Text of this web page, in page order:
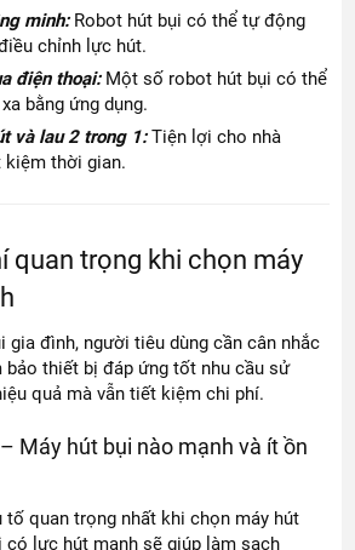
minh:Robot hút bụi có thể tự động
chỉnh lực hút.
điện thoại:Một số robot hút bụi có thể
bằng ứng dụng.
và lau 2 trong 1:Tiện lợi cho nhà
kiệm thời gian.
quan trọng khi chọn máy
gia đình, người tiêu dùng cần cân nhắc
bảo thiết bị đáp ứng tốt nhu cầu sử
quả mà vẫn tiết kiệm chi phí.
Máy hút bụi nào mạnh và ít ồn
tố quan trọng nhất khi chọn máy hút
có lực hút mạnh sẽ giúp làm sạch